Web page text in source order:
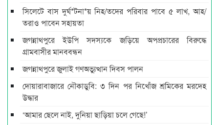
সিলেটে বাস দুর্ঘ*টনা*য় নিহ/তদের পরিবার পাবে ৫ লাখ, আহ/
তরাও পাবেন সহায়তা
জগন্নাথপুরে ইউপি সদস্যকে জড়িয়ে অপপ্রচারের বিরুদ্ধে
গ্রামবাসীর মানববন্ধন
জগন্নাথপুরে জুলাই গণঅভ্যুত্থান দিবস পালন
দোয়ারাবাজারে নৌকাডুবি: ৩ দিন পর নিখোঁজ শ্রমিকের মরদেহ
উদ্ধার
‘আমার ছেলে নাই, দুনিয়া ছাড়িয়া চলে গেছে!’